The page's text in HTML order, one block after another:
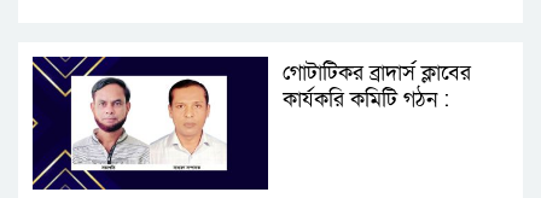
গোটাটিকর ব্রাদার্স ক্লাবের
কার্যকরি কমিটি গঠন :